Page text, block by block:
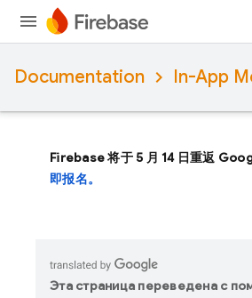
Documentation In-App
Firebase 将于 5 月 14 日重返
即报名。
Эта страница переведена с